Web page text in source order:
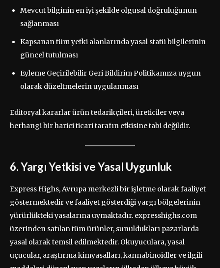
Mevcut bilginin en iyi şekilde olgusal doğruluğunun
sağlanması
Kapsanan tüm yetki alanlarında yasal statü bilgilerinin
güncel tutulması
Eyleme Geçirilebilir Geri Bildirim Politikamıza uygun
olarak düzeltmelerin uygulanması
Editoryal kararlar ürün tedarikçileri, üreticiler veya
herhangi bir harici ticari tarafın etkisine tabi değildir.
6. Yargı Yetkisi ve Yasal Uygunluk
Express Highs, Avrupa merkezli bir işletme olarak faaliyet
göstermektedir ve faaliyet gösterdiği yargı bölgelerinin
yürürlükteki yasalarına uymaktadır. expresshighs.com
üzerinden satılan tüm ürünler, sunuldukları pazarlarda
yasal olarak temsil edilmektedir. Okuyuculara, yasal
uçucular, araştırma kimyasalları, kannabinoidler ve ilgili